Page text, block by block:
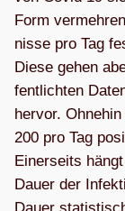
Form
nisse pro Tag
Diese gehen
fent­lich­ten
her­vor.
200 pro Tag
Einer­seits
Dauer der